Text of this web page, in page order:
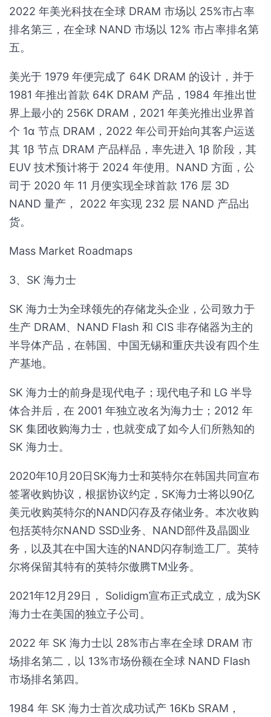
2022 年美光科技在全球 DRAM 市场以 25%市占率
排名第三，在全球 NAND 市场以 12% 市占率排名第
五。
美光于 1979 年便完成了 64K DRAM 的设计，并于
1981 年推出首款 64K DRAM 产品，1984 年推出世
界上最小的 256K DRAM，2021 年美光推出业界首
个 1α 节点 DRAM，2022 年公司开始向其客户运送
其 1β 节点 DRAM 产品样品，率先进入 1β 阶段，其
EUV 技术预计将于 2024 年使用。NAND 方面，公
司于 2020 年 11 月便实现全球首款 176 层 3D
NAND 量产， 2022 年实现 232 层 NAND 产品出
货。
Mass Market Roadmaps
3、SK 海力士
SK 海力士为全球领先的存储龙头企业，公司致力于
生产 DRAM、NAND Flash 和 CIS 非存储器为主的
半导体产品，在韩国、中国无锡和重庆共设有四个生
产基地。
SK 海力士的前身是现代电子；现代电子和 LG 半导
体合并后，在 2001 年独立改名为海力士；2012 年
SK 集团收购海力士，也就变成了如今人们所熟知的
SK 海力士。
2020年10月20日SK海力士和英特尔在韩国共同宣布
签署收购协议，根据协议约定，SK海力士将以90亿
美元收购英特尔的NAND闪存及存储业务。本次收购
包括英特尔NAND SSD业务、NAND部件及晶圆业
务，以及其在中国大连的NAND闪存制造工厂。英特
尔将保留其特有的英特尔傲腾TM业务。
2021年12月29日， Solidigm宣布正式成立，成为SK
海力士在美国的独立子公司。
2022 年 SK 海力士以 28%市占率在全球 DRAM 市
场排名第二，以 13%市场份额在全球 NAND Flash
市场排名第四。
1984 年 SK 海力士首次成功试产 16Kb SRAM，